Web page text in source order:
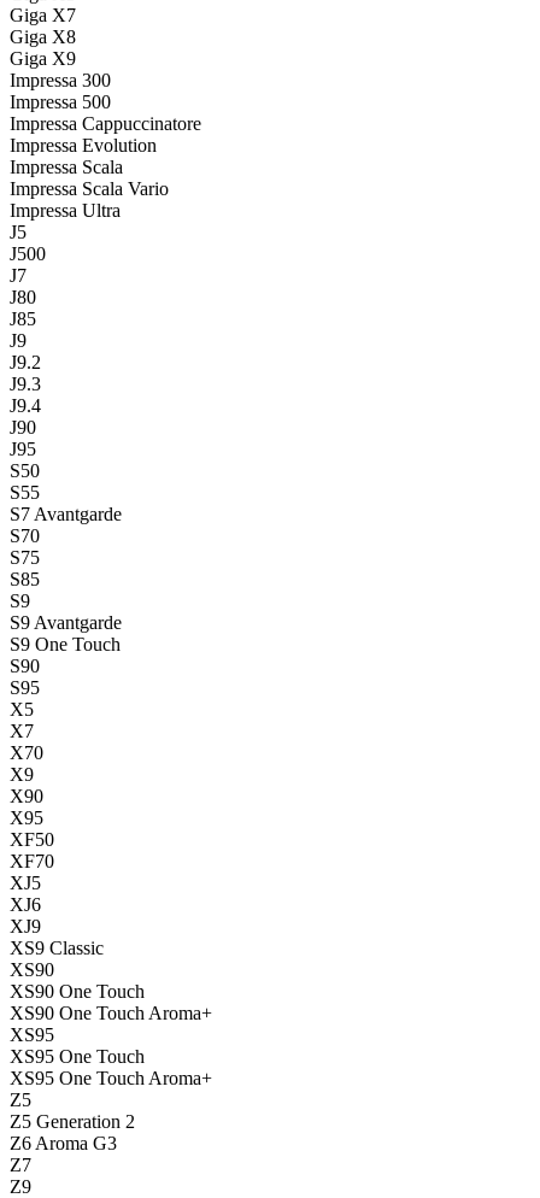
Giga X7
Giga X8
Giga X9
Impressa 300
Impressa 500
Impressa Cappuccinatore
Impressa Evolution
Impressa Scala
Impressa Scala Vario
Impressa Ultra
J5
J500
J7
J80
J85
J9
J9.2
J9.3
J9.4
J90
J95
S50
S55
S7 Avantgarde
S70
S75
S85
S9
S9 Avantgarde
S9 One Touch
S90
S95
X5
X7
X70
X9
X90
X95
XF50
XF70
XJ5
XJ6
XJ9
XS9 Classic
XS90
XS90 One Touch
XS90 One Touch Aroma+
XS95
XS95 One Touch
XS95 One Touch Aroma+
Z5
Z5 Generation 2
Z6 Aroma G3
Z7
Z9